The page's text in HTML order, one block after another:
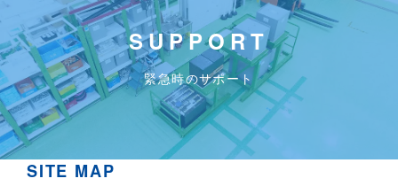
SUPPORT
緊急時のサポート
SITE MAP